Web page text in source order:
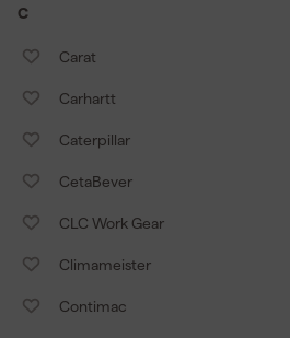
C
Carat
Carhartt
Caterpillar
CetaBever
CLC Work Gear
Climameister
Contimac